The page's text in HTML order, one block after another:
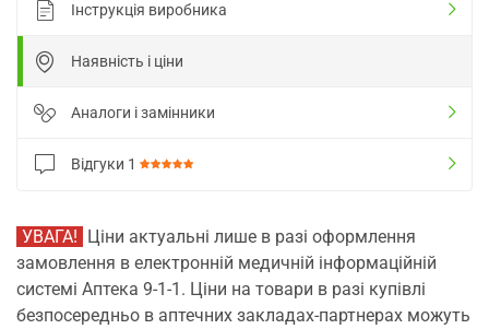
Інструкція виробника
Наявність і ціни
Аналоги і замінники
Відгуки 1
УВАГА! Ціни актуальні лише в разі оформлення
замовлення в електронній медичній інформаційній
системі Аптека 9-1-1. Ціни на товари в разі купівлі
безпосередньо в аптечних закладах-партнерах можуть